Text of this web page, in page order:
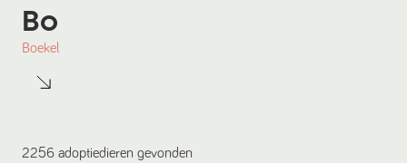
Bo
Boekel
2256 adoptiedieren gevonden